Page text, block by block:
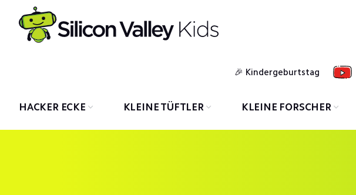
Kindergeburtstag
HACKER ECKE KLEINE TÜFTLER KLEINE FORSCHER